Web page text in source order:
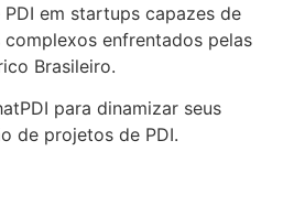
em startups capazes de
enfrentados pelas
Brasileiro.
para dinamizar seus
de projetos de PDI.